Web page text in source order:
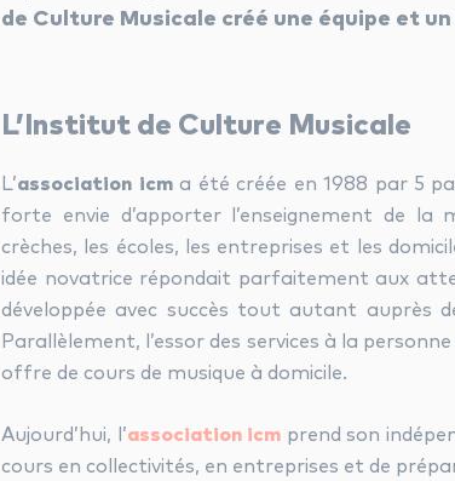
de Culture Musicale créé une équipe et
L’Institut de Culture Musicale
L’association icma été créée en 1988 par 5
forte envie d’apporter l’enseignement de la
crèches, les écoles, les entreprises et les
idée novatrice répondait parfaitement aux
développée avec succès tout autant auprès
Parallèlement, l’essor des services à la
offre de cours de musique à domicile.
Aujourd’hui, l’association icm prend son
cours en collectivités, en entreprises et de